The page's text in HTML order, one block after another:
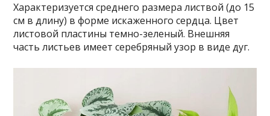
Характеризуется среднего размера листвой (до 15
см в длину) в форме искаженного сердца. Цвет
листовой пластины темно-зеленый. Внешняя
часть листьев имеет серебряный узор в виде дуг.